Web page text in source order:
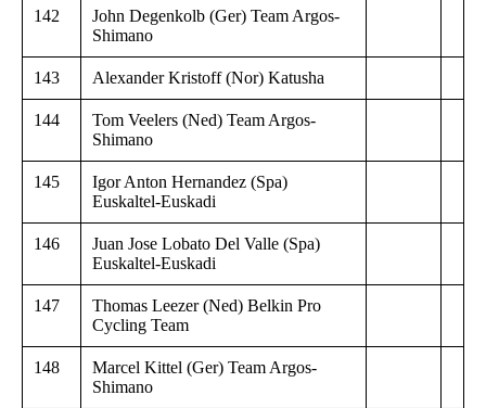
142
John Degenkolb (Ger) Team Argos-
Shimano
143 Alexander Kristoff (Nor) Katusha
144
Tom Veelers (Ned) Team Argos-
Shimano
145
Igor Anton Hernandez (Spa)
Euskaltel-Euskadi
146
Juan Jose Lobato Del Valle (Spa)
Euskaltel-Euskadi
147
Thomas Leezer (Ned) Belkin Pro
Cycling Team
148
Marcel Kittel (Ger) Team Argos-
Shimano